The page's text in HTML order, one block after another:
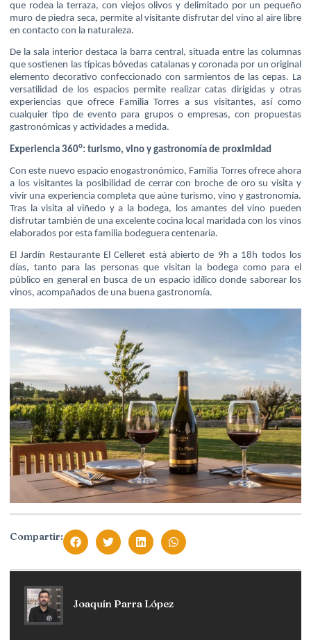
que rodea la terraza, con viejos olivos y delimitado por un pequeño
muro de piedra seca, permite al visitante disfrutar del vino al aire libre
en contacto con la naturaleza.
De la sala interior destaca la barra central, situada entre las columnas
que sostienen las típicas bóvedas catalanas y coronada por un original
elemento decorativo confeccionado con sarmientos de las cepas. La
versatilidad de los espacios permite realizar catas dirigidas y otras
experiencias que ofrece Familia Torres a sus visitantes, así como
cualquier tipo de evento para grupos o empresas, con propuestas
gastronómicas y actividades a medida.
Experiencia 360o: turismo, vino y gastronomía de proximidad
Con este nuevo espacio enogastronómico, Familia Torres ofrece ahora
a los visitantes la posibilidad de cerrar con broche de oro su visita y
vivir una experiencia completa que aúne turismo, vino y gastronomía.
Tras la visita al viñedo y a la bodega, los amantes del vino pueden
disfrutar también de una excelente cocina local maridada con los vinos
elaborados por esta familia bodeguera centenaria.
El Jardín Restaurante El Celleret está abierto de 9h a 18h todos los
días, tanto para las personas que visitan la bodega como para el
público en general en busca de un espacio idílico donde saborear los
vinos, acompañados de una buena gastronomía.
Compartir:
Joaquín Parra López